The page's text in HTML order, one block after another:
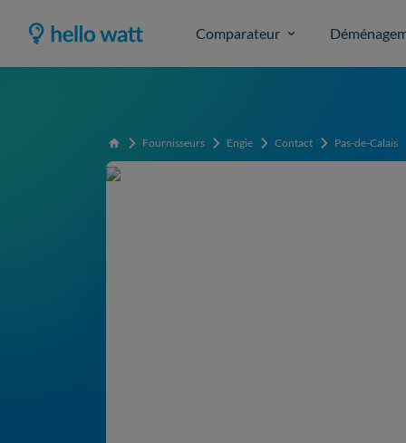
Comparateur
Accueil Fournisseurs Engie Contact Pas-de-Calais